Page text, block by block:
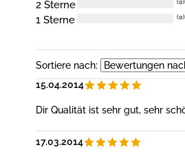
2 Sterne (0)
1 Sterne (0)
Sortiere nach:
15.04.2014
Dir Qualität ist sehr gut, sehr
17.03.2014